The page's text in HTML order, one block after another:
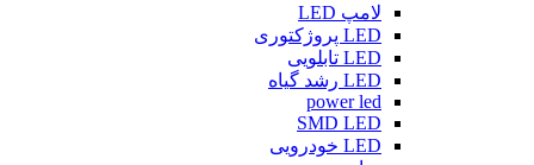
لامپ LED
LED پروژکتوری
LED تابلویی
LED رشد گیاه
power led
SMD LED
LED خودرویی